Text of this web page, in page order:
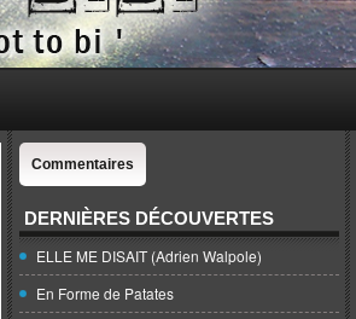
et de blogs.
Commentaires
DERNIÈRES DÉCOUVERTES
ELLE ME DISAIT (Adrien Walpole)
En Forme de Patates